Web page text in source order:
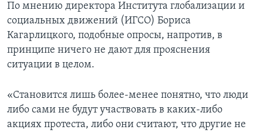
По мнению директора Института глобализации и
социальных движений (ИГСО) Бориса
Кагарлицкого, подобные опросы, напротив, в
принципе ничего не дают для прояснения
ситуации в целом.
«Становится лишь более-менее понятно, что люди
либо сами не будут участвовать в каких-либо
акциях протеста, либо они считают, что другие не